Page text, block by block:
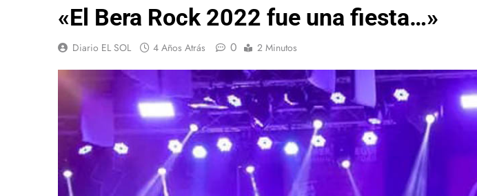
«El Bera Rock 2022 fue una fiesta…»
Diario EL SOL 4 Años Atrás 0 2 Minutos